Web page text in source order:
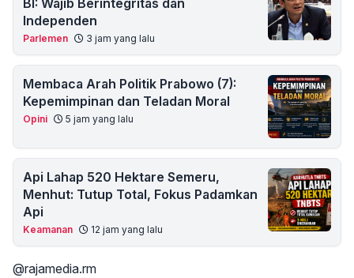
BI: Wajib Berintegritas dan
Independen
Parlemen 3 jam yang lalu
Membaca Arah Politik Prabowo (7):
Kepemimpinan dan Teladan Moral
Opini 5 jam yang lalu
Api Lahap 520 Hektare Semeru,
Menhut: Tutup Total, Fokus Padamkan
Api
Keamanan 12 jam yang lalu
@rajamedia.rm